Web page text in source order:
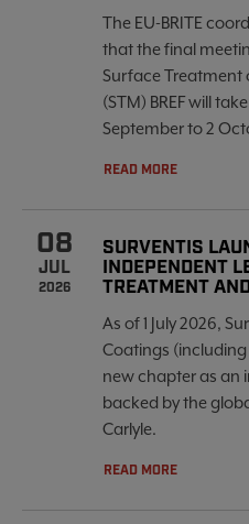
The EU-BRITE
that the final
Surface Treatment
(STM) BREF will
September to 2
READ MORE
08
JUL
2026
SURVENTIS
INDEPENDENT
TREATMENT
As of 1 July 2026,
Coatings (including
new chapter as an
backed by the
Carlyle.
READ MORE